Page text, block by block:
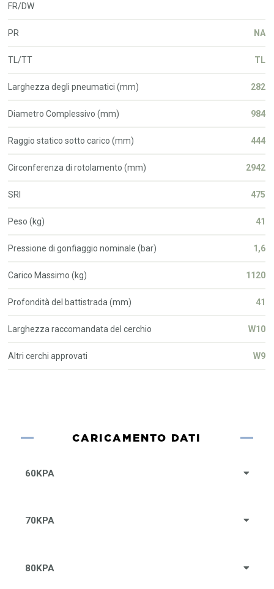
FR/DW
PR NA
TL/TT TL
Larghezza degli pneumatici (mm) 282
Diametro Complessivo (mm) 984
Raggio statico sotto carico (mm) 444
Circonferenza di rotolamento (mm) 2942
SRI 475
Peso (kg) 41
Pressione di gonfiaggio nominale (bar) 1,6
Carico Massimo (kg) 1120
Profondità del battistrada (mm) 41
Larghezza raccomandata del cerchio W10
Altri cerchi approvati W9
CARICAMENTO DATI
60KPA
70KPA
80KPA